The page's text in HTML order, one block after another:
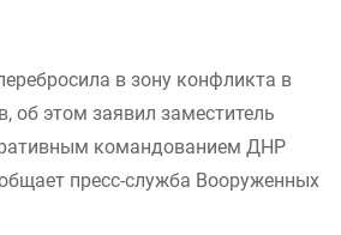
в зону конфликта в
об этом заявил заместитель
командованием ДНР
пресс-служба Вооруженных